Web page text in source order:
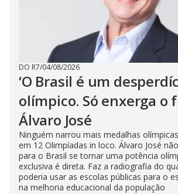
DO R7/04/08/2026
‘O Brasil é um
olímpico. Só enxerga o
Álvaro José
Ninguém narrou mais medalhas
em 12 Olimpíadas in loco. Álvaro José
para o Brasil se tornar uma potência
exclusiva é direta. Faz a radiografia do
poderia usar as escolas públicas para o
na melhoria educacional da população